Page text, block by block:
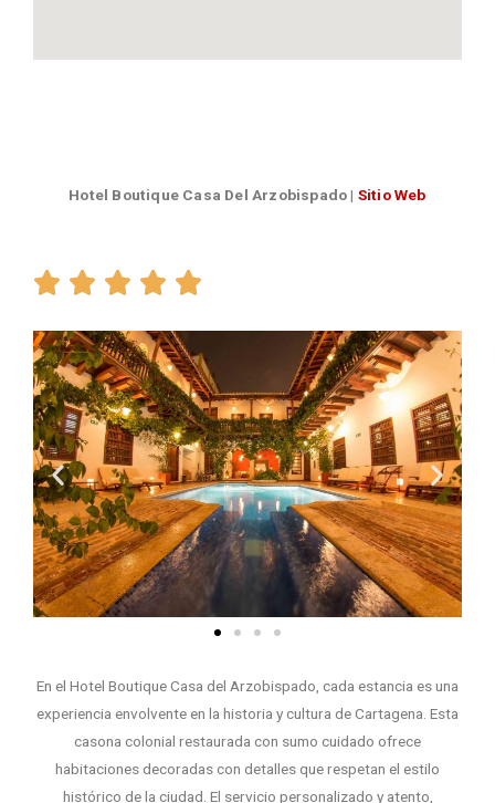
Hotel Boutique Casa Del Arzobispado| Sitio Web
    
En el Hotel Boutique Casa del Arzobispado, cada estancia es una
experiencia envolvente en la historia y cultura de Cartagena. Esta
casona colonial restaurada con sumo cuidado ofrece
habitaciones decoradas con detalles que respetan el estilo
histórico de la ciudad. El servicio personalizado y atento,